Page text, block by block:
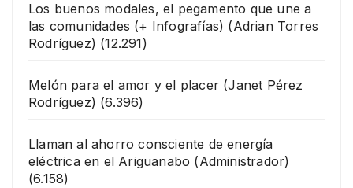
Los buenos modales, el pegamento que une a
las comunidades (+ Infografías) (Adrian Torres
Rodríguez) (12.291)
Melón para el amor y el placer (Janet Pérez
Rodríguez) (6.396)
Llaman al ahorro consciente de energía
eléctrica en el Ariguanabo (Administrador)
(6.158)